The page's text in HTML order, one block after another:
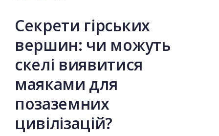
Секрети гірських
вершин: чи можуть
скелі виявитися
маяками для
позаземних
цивілізацій?